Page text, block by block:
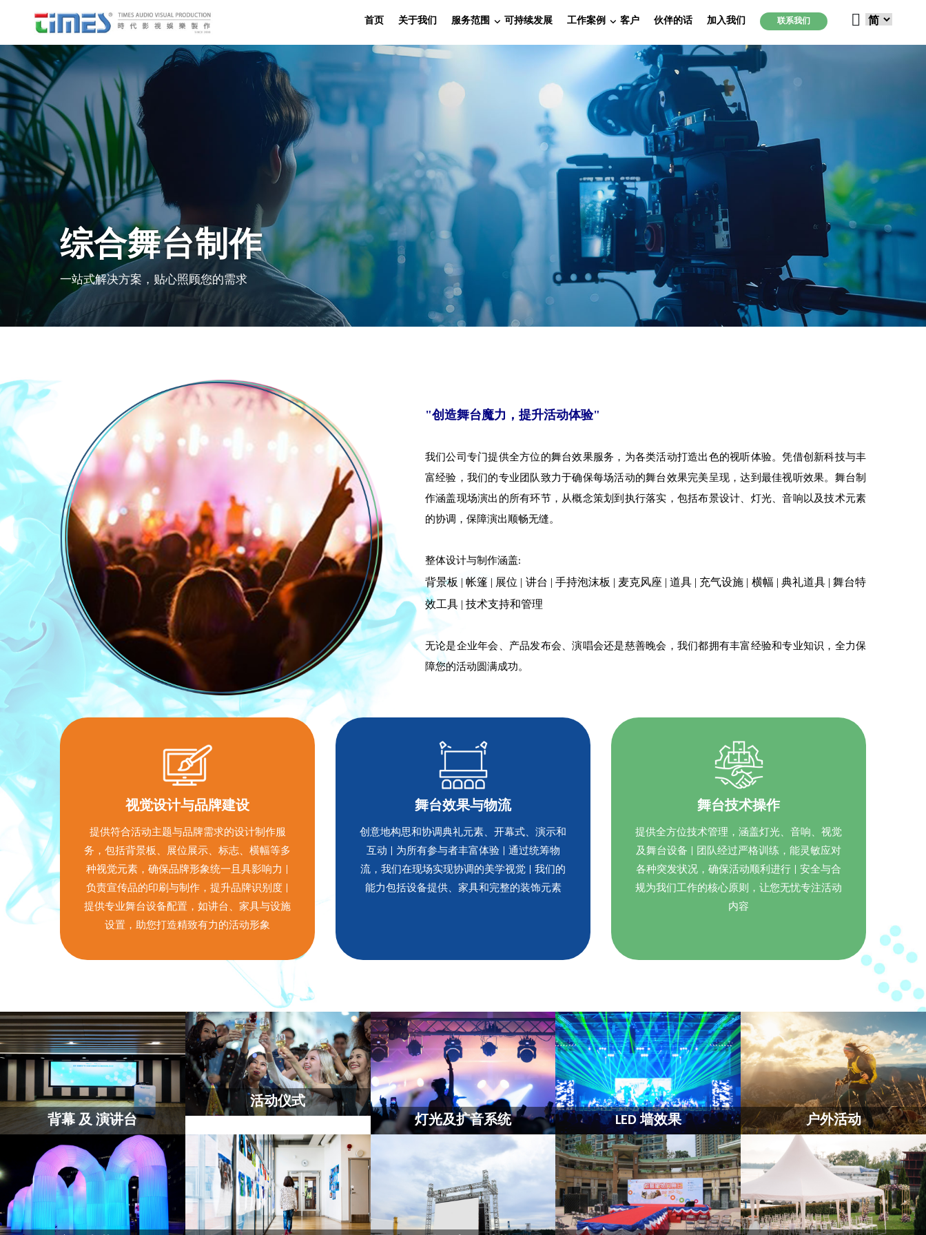
首页 关于我们 服务范围 可持续发展 工作案例 客户 伙伴的话 加入我们 联系我们
综合舞台制作
一站式解决方案，贴心照顾您的需求
"创造舞台魔力，提升活动体验"
我们公司专门提供全方位的舞台效果服务，为各类活动打造出色的视听体验。凭借创新科技与丰
富经验，我们的专业团队致力于确保每场活动的舞台效果完美呈现，达到最佳视听效果。舞台制
作涵盖现场演出的所有环节，从概念策划到执行落实，包括布景设计、灯光、音响以及技术元素
的协调，保障演出顺畅无缝。
整体设计与制作涵盖:
背景板 | 帐篷 | 展位 | 讲台 | 手持泡沫板 | 麦克风座 | 道具 | 充气设施 | 横幅 | 典礼道具 | 舞台特
效工具 | 技术支持和管理
无论是企业年会、产品发布会、演唱会还是慈善晚会，我们都拥有丰富经验和专业知识，全力保
障您的活动圆满成功。
视觉设计与品牌建设
提供符合活动主题与品牌需求的设计制作服
务，包括背景板、展位展示、标志、横幅等多
种视觉元素，确保品牌形象统一且具影响力 |
负责宣传品的印刷与制作，提升品牌识别度 |
提供专业舞台设备配置，如讲台、家具与设施
设置，助您打造精致有力的活动形象
舞台效果与物流
创意地构思和协调典礼元素、开幕式、演示和
互动 | 为所有参与者丰富体验 | 通过统筹物
流，我们在现场实现协调的美学视觉 | 我们的
能力包括设备提供、家具和完整的装饰元素
舞台技术操作
提供全方位技术管理，涵盖灯光、音响、视觉
及舞台设备 | 团队经过严格训练，能灵敏应对
各种突发状况，确保活动顺利进行 | 安全与合
规为我们工作的核心原则，让您无忧专注活动
内容
背幕 及 演讲台
活动仪式
灯光及扩音系统
LED 墙效果 户外活动